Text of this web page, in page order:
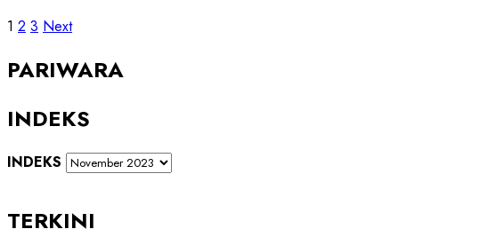
1 2 3 Next
PARIWARA
INDEKS
INDEKS
TERKINI